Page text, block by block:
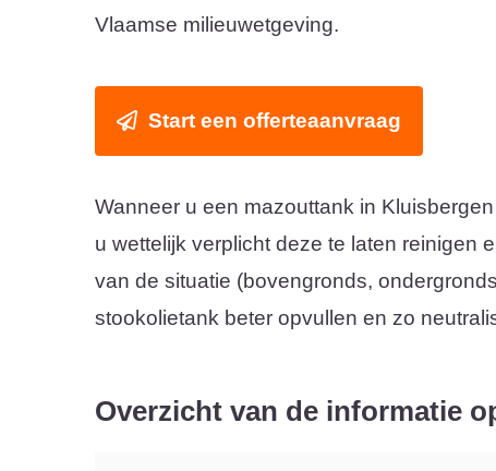
Vlaamse milieuwetgeving.
Start een offerteaanvraag
Wanneer u een mazouttank in
u wettelijk verplicht deze te laten reinigen
van de situatie (bovengronds,
stookolietank beter opvullen en zo
Overzicht van de informatie